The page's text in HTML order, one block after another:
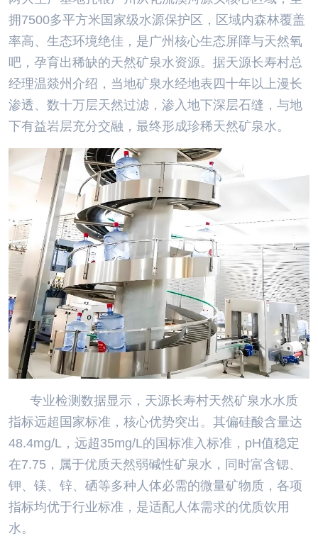
拥7500多平方米国家级水源保护区，区域内森林覆盖
率高、生态环境绝佳，是广州核心生态屏障与天然氧
吧，孕育出稀缺的天然矿泉水资源。据天源长寿村总
经理温燚州介绍，当地矿泉水经地表四十年以上漫长
渗透、数十万层天然过滤，渗入地下深层石缝，与地
下有益岩层充分交融，最终形成珍稀天然矿泉水。
专业检测数据显示，天源长寿村天然矿泉水水质
指标远超国家标准，核心优势突出。其偏硅酸含量达
48.4mg/L，远超35mg/L的国标准入标准，pH值稳定
在7.75，属于优质天然弱碱性矿泉水，同时富含锶、
钾、镁、锌、硒等多种人体必需的微量矿物质，各项
指标均优于行业标准，是适配人体需求的优质饮用
水。